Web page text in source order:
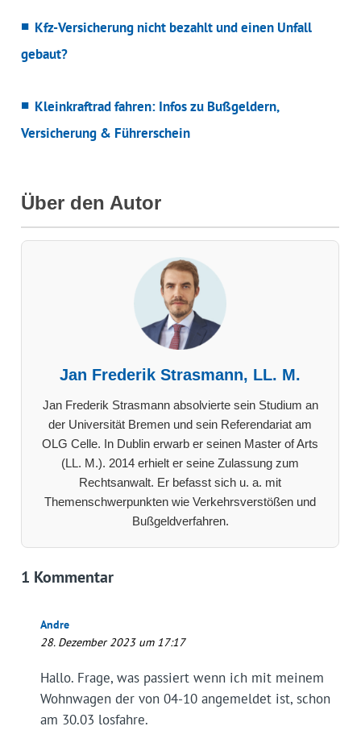
Kfz-Versicherung nicht bezahlt und einen Unfall
gebaut?
Kleinkraftrad fahren: Infos zu Bußgeldern,
Versicherung & Führerschein
Über den Autor
Jan Frederik Strasmann, LL. M.
Jan Frederik Strasmann absolvierte sein Studium an
der Universität Bremen und sein Referendariat am
OLG Celle. In Dublin erwarb er seinen Master of Arts
(LL. M.). 2014 erhielt er seine Zulassung zum
Rechtsanwalt. Er befasst sich u. a. mit
Themenschwerpunkten wie Verkehrsverstößen und
Bußgeldverfahren.
1 Kommentar
Andre
28. Dezember 2023 um 17:17
Hallo. Frage, was passiert wenn ich mit meinem
Wohnwagen der von 04-10 angemeldet ist, schon
am 30.03 losfahre.